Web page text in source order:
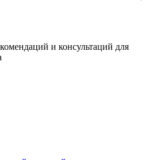
и консультаций для